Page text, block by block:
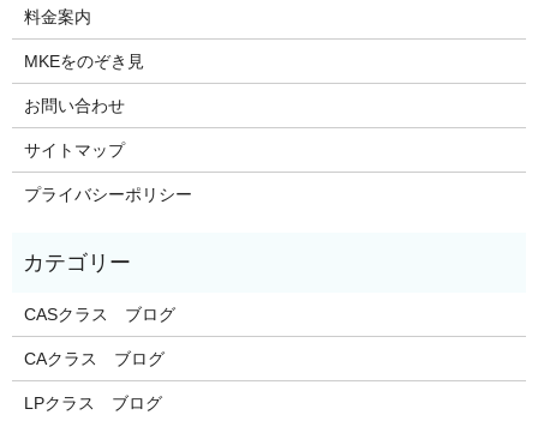
料金案内
MKEをのぞき見
お問い合わせ
サイトマップ
プライバシーポリシー
CASクラス ブログ
CAクラス ブログ
LPクラス ブログ